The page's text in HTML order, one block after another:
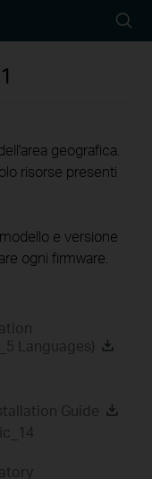
icon
geografica.
risorse presenti
e versione
ogni firmware.
Languages)
Guide